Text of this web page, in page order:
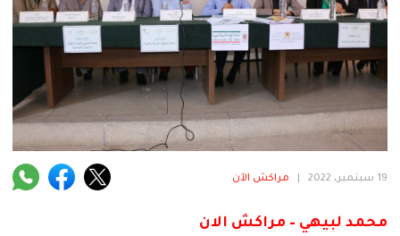
المرأة
فنية
19 سبتمبر، 2022 مراكش الآن
محمد لبيهي – مراكش الان